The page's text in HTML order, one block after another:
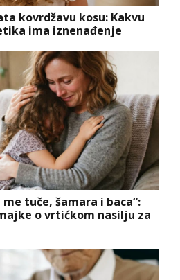
kovrdžavu kosu: Kakvu
ima iznenađenje
tuče, šamara i baca“:
o vrtićkom nasilju za